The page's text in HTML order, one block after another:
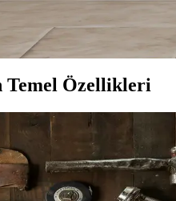
evlerde sage green
Temel Özellikleri